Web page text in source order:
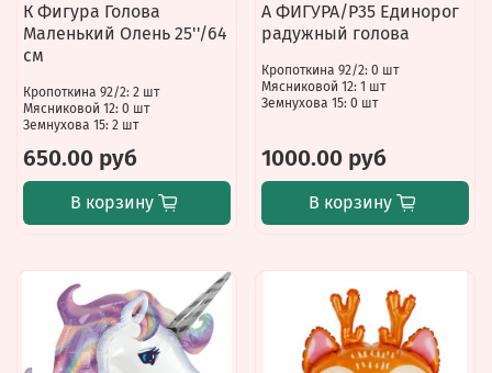
К Фигура Голова
Маленький Олень 25''/64
см
Кропоткина 92/2: 2 шт
Мясниковой 12: 0 шт
Земнухова 15: 2 шт
650.00 руб
В корзину
А ФИГУРА/P35 Единорог
радужный голова
Кропоткина 92/2: 0 шт
Мясниковой 12: 1 шт
Земнухова 15: 0 шт
1000.00 руб
В корзину